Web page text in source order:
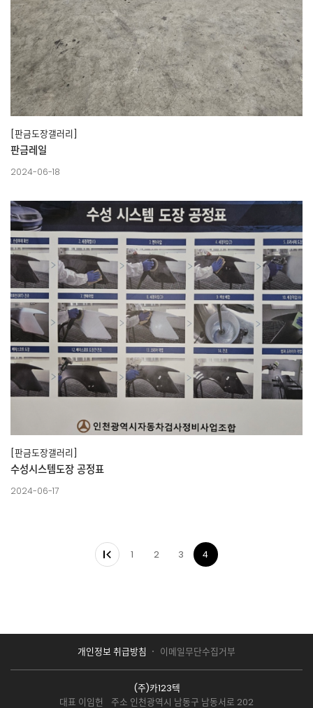
[판금도장갤러리]
판금레일
2024-06-18
[판금도장갤러리]
수성시스템도장 공정표
2024-06-17
1 2 3 4
개인정보 취급방침 이메일무단수집거부
(주)카123텍
대표 이임헌
주소 인천광역시 남동구 남동서로 202